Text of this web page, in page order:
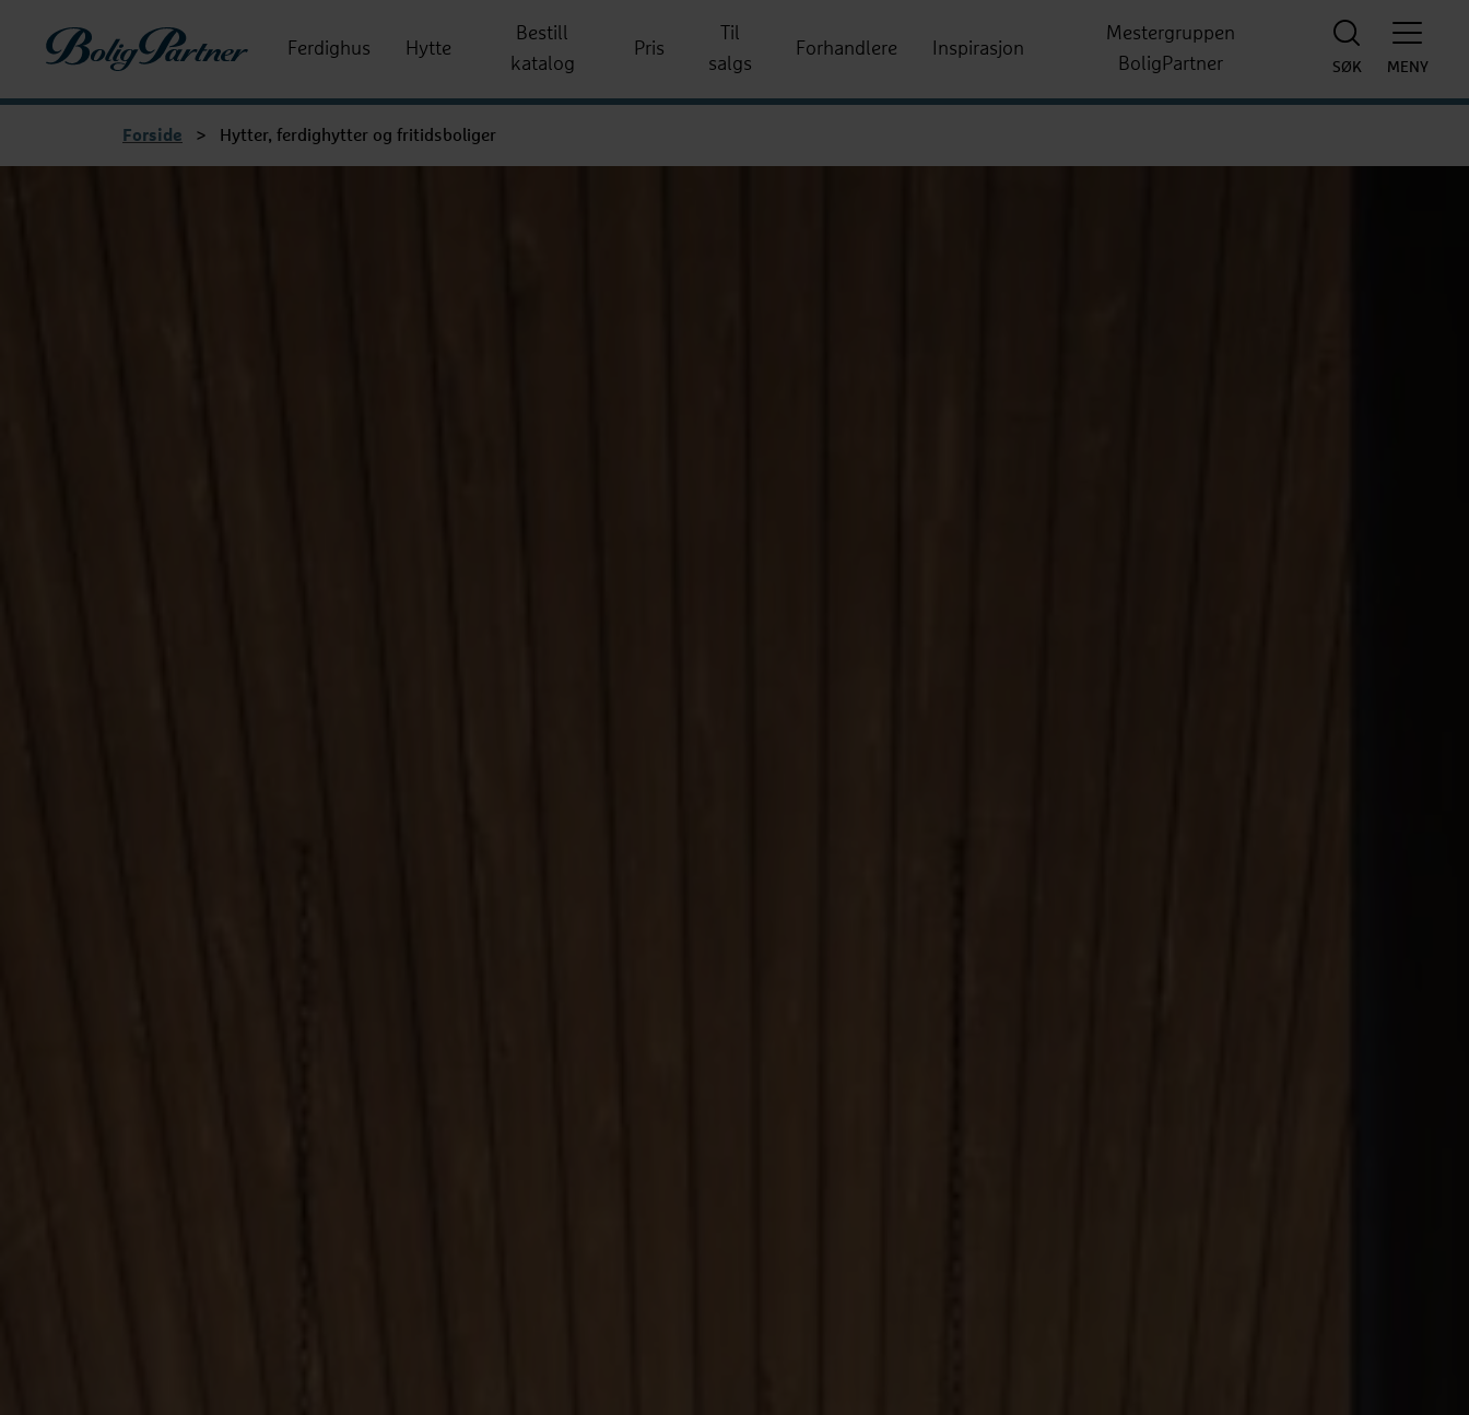
Boligpartner Ferdighus Hytte
Bestill
katalog
Pris
Til
salgs
Forhandlere Inspirasjon
Mestergruppen
BoligPartner
SØK MENY
Forside > Hytter, ferdighytter og fritidsboliger